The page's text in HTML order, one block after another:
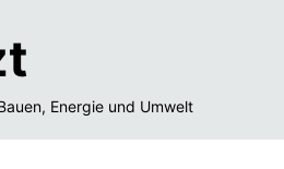
Energie und Umwelt